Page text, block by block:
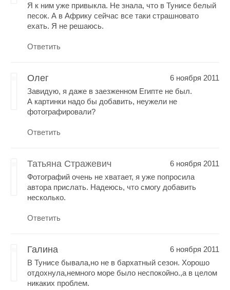
Я к ним уже привыкла. Не знала, что в Тунисе белый
песок. А в Африку сейчас все таки страшновато
ехать. Я не решаюсь.
Ответить
Олег
6 ноября 2011
Завидую, я даже в заезженном Египте не был.
А картинки надо бы добавить, неужели не
фотографировали?
Ответить
Татьяна Стражевич
6 ноября 2011
Фотографий очень не хватает, я уже попросила
автора прислать. Надеюсь, что смогу добавить
несколько.
Ответить
Галина
6 ноября 2011
В Тунисе бывала,но не в бархатный сезон. Хорошо
отдохнула,немного море было неспокойно.,а в целом
никаких проблем.